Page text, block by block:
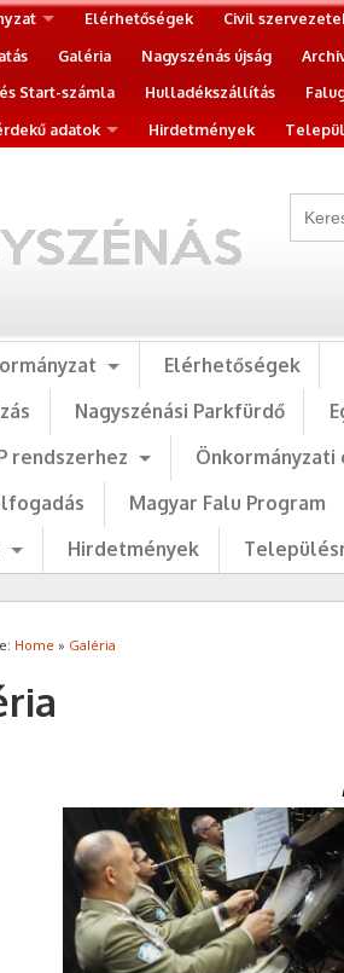
Elérhetőségek
Civil
Galéria Nagyszénás újság
Start-számla
Hulladékszállítás
adatok Hirdetmények
Elérhetőségek
Nagyszénási Parkfürdő
rendszerhez
Magyar Falu Program
Hirdetmények
Home » Galéria